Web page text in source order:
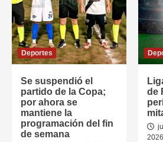
Deportes
Se suspendió el
partido de la Copa;
por ahora se
mantiene la
programación del fin
de semana
de
2026